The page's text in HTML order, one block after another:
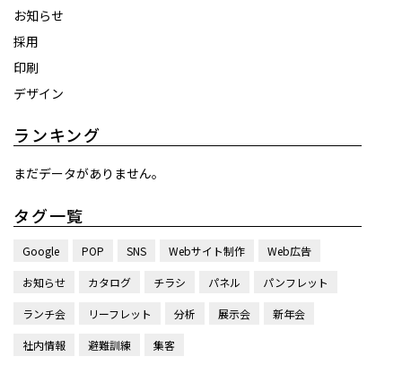
お知らせ
採用
印刷
デザイン
ランキング
まだデータがありません。
タグ一覧
Google POP SNS Webサイト制作 Web広告
お知らせ カタログ チラシ パネル パンフレット
ランチ会 リーフレット 分析 展示会 新年会
社内情報 避難訓練 集客